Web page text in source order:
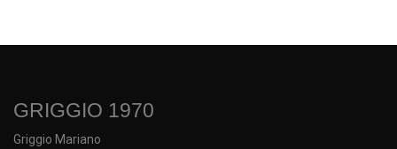
GRIGGIO 1970
Griggio Mariano